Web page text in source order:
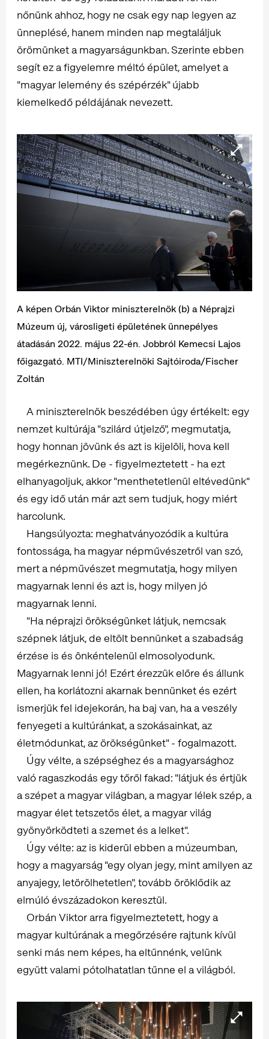
nőnünk ahhoz, hogy ne csak egy nap legyen az
ünneplésé, hanem minden nap megtaláljuk
örömünket a magyarságunkban. Szerinte ebben
segít ez a figyelemre méltó épület, amelyet a
"magyar lelemény és szépérzék" újabb
kiemelkedő példájának nevezett.
A képen Orbán Viktor miniszterelnök (b) a Néprajzi
Múzeum új, városligeti épületének ünnepélyes
átadásán 2022. május 22-én. Jobbról Kemecsi Lajos
főigazgató. MTI/Miniszterelnöki Sajtóiroda/Fischer
Zoltán
A miniszterelnök beszédében úgy értékelt: egy
nemzet kultúrája "szilárd útjelző", megmutatja,
hogy honnan jövünk és azt is kijelöli, hova kell
megérkeznünk. De - figyelmeztetett - ha ezt
elhanyagoljuk, akkor "menthetetlenül eltévedünk"
és egy idő után már azt sem tudjuk, hogy miért
harcolunk.
Hangsúlyozta: meghatványozódik a kultúra
fontossága, ha magyar népművészetről van szó,
mert a népművészet megmutatja, hogy milyen
magyarnak lenni és azt is, hogy milyen jó
magyarnak lenni.
"Ha néprajzi örökségünket látjuk, nemcsak
szépnek látjuk, de eltölt bennünket a szabadság
érzése is és önkéntelenül elmosolyodunk.
Magyarnak lenni jó! Ezért érezzük előre és állunk
ellen, ha korlátozni akarnak bennünket és ezért
ismerjük fel idejekorán, ha baj van, ha a veszély
fenyegeti a kultúránkat, a szokásainkat, az
életmódunkat, az örökségünket" - fogalmazott.
Úgy vélte, a szépséghez és a magyarsághoz
való ragaszkodás egy tőről fakad: "látjuk és értjük
a szépet a magyar világban, a magyar lélek szép, a
magyar élet tetszetős élet, a magyar világ
gyönyörködteti a szemet és a lelket".
Úgy vélte: az is kiderül ebben a múzeumban,
hogy a magyarság "egy olyan jegy, mint amilyen az
anyajegy, letörölhetetlen", tovább öröklődik az
elmúló évszázadokon keresztül.
Orbán Viktor arra figyelmeztetett, hogy a
magyar kultúrának a megőrzésére rajtunk kívül
senki más nem képes, ha eltűnnénk, velünk
együtt valami pótolhatatlan tűnne el a világból.